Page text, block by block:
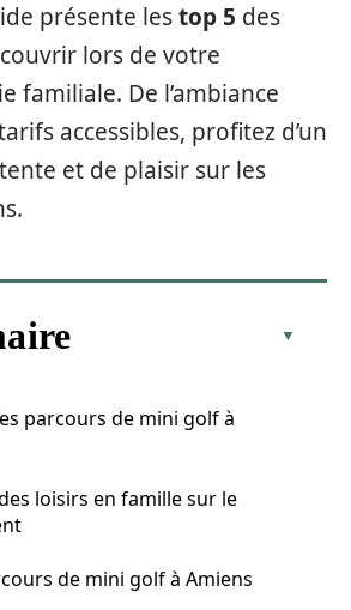
présente lestop 5 des
lors de votre
familiale. De l’ambiance
accessibles, profitez d’un
et de plaisir sur les
parcours de mini golf à
loisirs en famille sur le
de mini golf à Amiens